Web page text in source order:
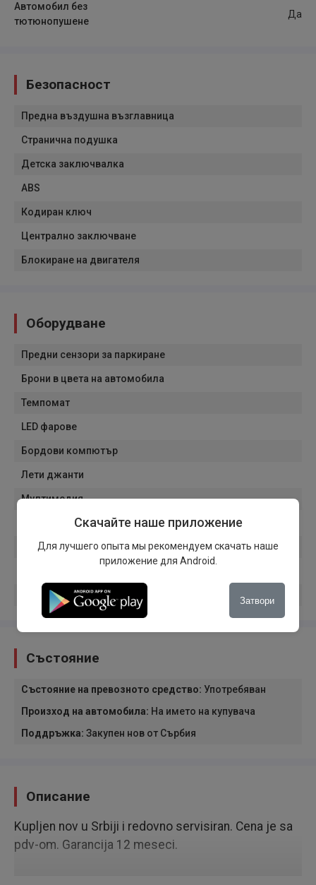
Автомобил без
тютюнопушене
Да
Безопасност
Предна въздушна възглавница
Странична подушка
Детска заключвалка
ABS
Кодиран ключ
Централно заключване
Блокиране на двигателя
Оборудване
Предни сензори за паркиране
Брони в цвета на автомобила
Темпомат
LED фарове
Бордови компютър
Лети джанти
Мултимедия
Start/Stop система
Филтър DPF
Състояние
Състояние на превозното средство: Употребяван
Произход на автомобила: На името на купувача
Поддръжка: Закупен нов от Сърбия
Описание
Kupljen nov u Srbiji i redovno servisiran. Cena je sa
pdv-om. Garancija 12 meseci.
Скачайте наше приложение
Для лучшего опыта мы рекомендуем скачать наше
приложение для Android.
Затвори